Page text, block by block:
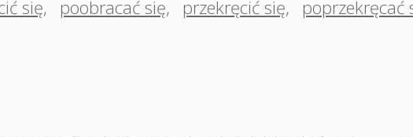
się, poobracać się, przekręcić się, poprzekręcać